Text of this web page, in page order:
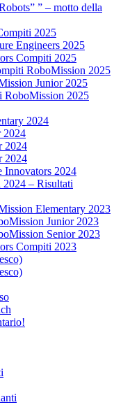
” – motto della
2025
Engineers 2025
Compiti 2025
RoboMission 2025
Junior 2025
RoboMission 2025
2024
2024
2024
2024
Innovators 2024
2024 – Risultati
Elementary 2023
Junior 2023
Senior 2023
Compiti 2023